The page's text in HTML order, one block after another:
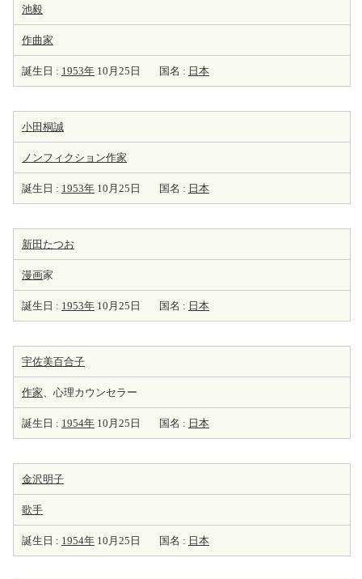
池毅
作曲家
誕生日 : 1953年 10月25日 国名 : 日本
小田桐誠
ノンフィクション作家
誕生日 : 1953年 10月25日 国名 : 日本
新田たつお
漫画家
誕生日 : 1953年 10月25日 国名 : 日本
宇佐美百合子
作家、心理カウンセラー
誕生日 : 1954年 10月25日 国名 : 日本
金沢明子
歌手
誕生日 : 1954年 10月25日 国名 : 日本